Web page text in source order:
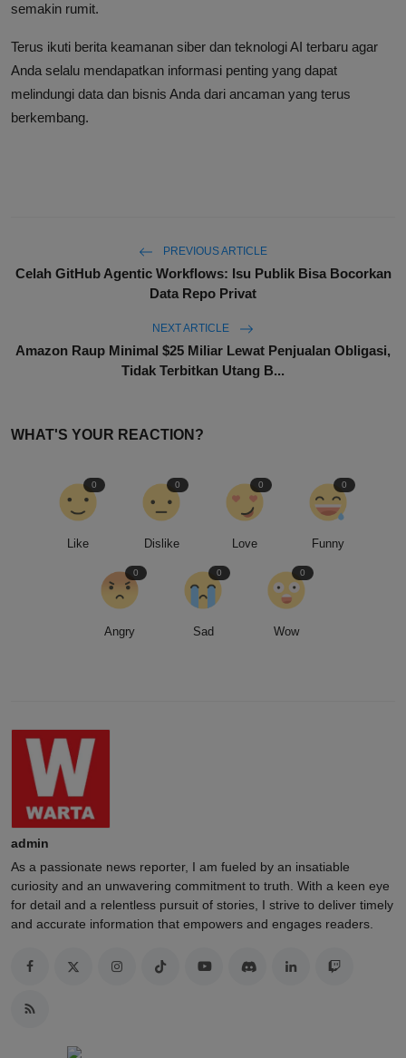
semakin rumit.
Terus ikuti berita keamanan siber dan teknologi AI terbaru agar
Anda selalu mendapatkan informasi penting yang dapat
melindungi data dan bisnis Anda dari ancaman yang terus
berkembang.
PREVIOUS ARTICLE
Celah GitHub Agentic Workflows: Isu Publik Bisa Bocorkan
Data Repo Privat
NEXT ARTICLE
Amazon Raup Minimal $25 Miliar Lewat Penjualan Obligasi,
Tidak Terbitkan Utang B...
WHAT'S YOUR REACTION?
Like
0
Dislike
0
Love
0
Funny
0
Angry
0
Sad
0
Wow
0
admin
As a passionate news reporter, I am fueled by an insatiable
curiosity and an unwavering commitment to truth. With a keen eye
for detail and a relentless pursuit of stories, I strive to deliver timely
and accurate information that empowers and engages readers.